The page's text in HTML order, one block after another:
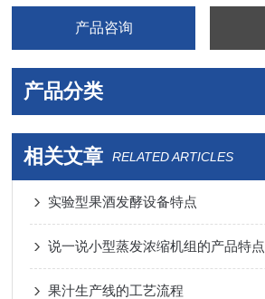
产品咨询
产品分类
相关文章 RELATED ARTICLES
实验型果酒发酵设备特点
说一说小型蒸发浓缩机组的产品特点
果汁生产线的工艺流程